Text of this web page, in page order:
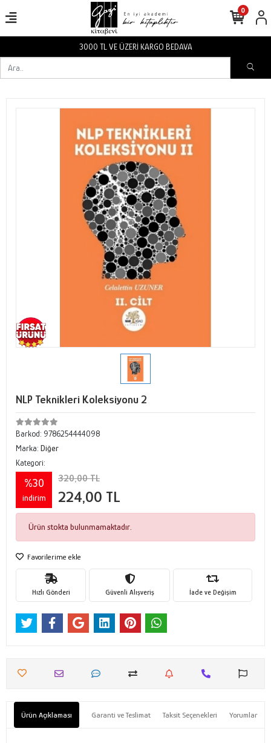
3000 TL VE ÜZERİ KARGO BEDAVA
0
NLP Teknikleri Koleksiyonu 2
Barkod: 9786254444098
Marka: Diğer
Kategori:
%30
indirim
320,00 TL
224,00 TL
Ürün stokta bulunmamaktadır.
Favorilerime ekle
Hızlı Gönderi Güvenli Alışveriş İade ve Değişim
Ürün Açıklaması Garanti ve Teslimat Taksit Seçenekleri Yorumlar